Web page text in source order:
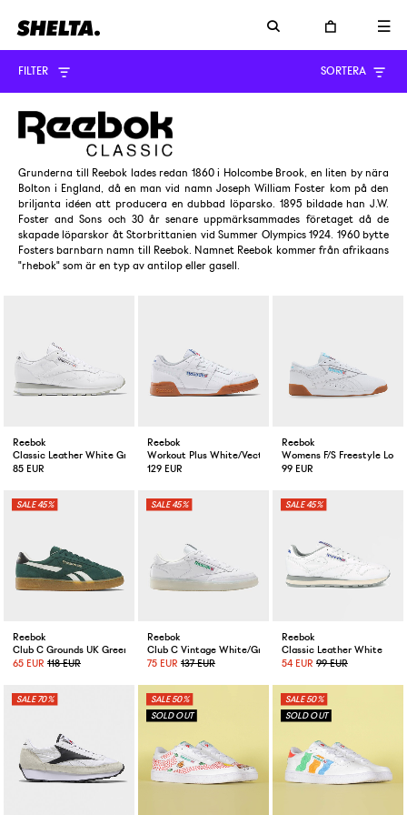
FILTER SORTERA
Grunderna till Reebok lades redan 1860 i Holcombe Brook, en liten by nära
Bolton i England, då en man vid namn Joseph William Foster kom på den
briljanta idéen att producera en dubbad löparsko. 1895 bildade han J.W.
Foster and Sons och 30 år senare uppmärksammades företaget då de
skapade löparskor åt Storbrittanien vid Summer Olympics 1924. 1960 bytte
Fosters barnbarn namn till Reebok. Namnet Reebok kommer från afrikaans
"rhebok" som är en typ av antilop eller gasell.
Reebok
Classic Leather White Grey
85 EUR
Reebok
Workout Plus White/Vector Blue/Red
129 EUR
Reebok
Womens F/S Freestyle Lo
99 EUR
45%
Reebok
Club C Grounds UK Green
65 EUR 118 EUR
45%
Reebok
Club C Vintage White/Green
75 EUR 137 EUR
45%
Reebok
Classic Leather White
54 EUR 99 EUR
70% 50% 50%